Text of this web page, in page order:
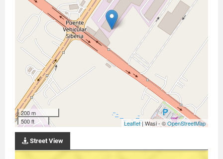
200 m
500 ft
Leaflet| Wasi - ©OpenStreetMap
Street View